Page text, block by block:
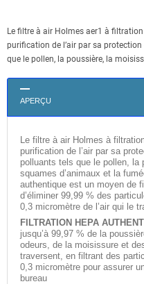
Le filtre à air Holmes aer1 à
purification de l’air par sa
que le pollen, la poussière, la
APERÇU
Le filtre à air Holmes à
purification de l’air par sa
polluants tels que le pollen,
squames d’animaux et la
authentique est un moyen de
d’éliminer 99,99 % des
0,3 micromètre de l’air qui le
FILTRATION HEPA
jusqu’à 99,97 % de la
odeurs, de la moisissure et
traversent, en filtrant des
0,3 micromètre pour assurer
bureau